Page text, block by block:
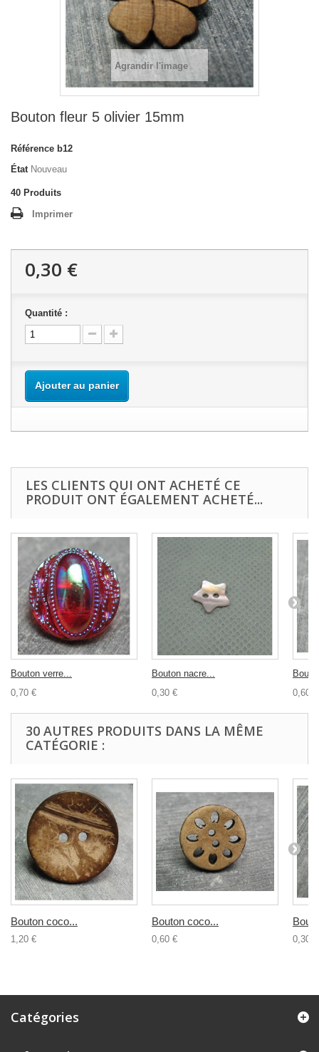
Agrandir l'image
Bouton fleur 5 olivier 15mm
Référence b12
État Nouveau
40 Produits
Imprimer
0,30 €
Quantité :
Ajouter au panier
LES CLIENTS QUI ONT ACHETÉ CE
PRODUIT ONT ÉGALEMENT ACHETÉ...
Bouton verre...
0,70 €
Bouton nacre...
0,30 €
0,60 €
30 AUTRES PRODUITS DANS LA MÊME
CATÉGORIE :
Bouton coco...
1,20 €
Bouton coco...
0,60 € 0,30 €
Catégories